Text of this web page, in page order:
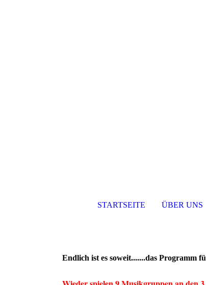
STARTSEITE ÜBER UNS
Endlich ist es soweit.......das Programm